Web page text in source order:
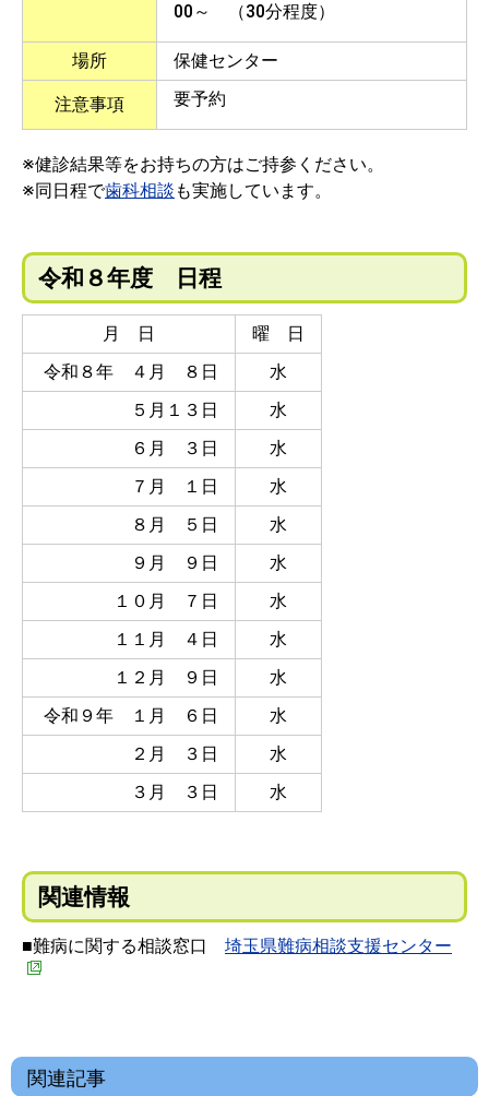
00～ （30分程度）
場所 保健センター
注意事項 要予約
※健診結果等をお持ちの方はご持参ください。
※同日程で歯科相談 も実施しています。
令和８年度 日程
月 日
曜 日
令和８年 ４月 ８日
水
５月１３日
水
６月 ３日
水
７月 １日
水
８月 ５日
水
９月 ９日
水
１０月 ７日
水
１１月 ４日
水
１２月 ９日
水
令和９年 １月 ６日
水
２月 ３日
水
３月 ３日
水
関連情報
■難病に関する相談窓口 埼玉県難病相談支援センター
関連記事